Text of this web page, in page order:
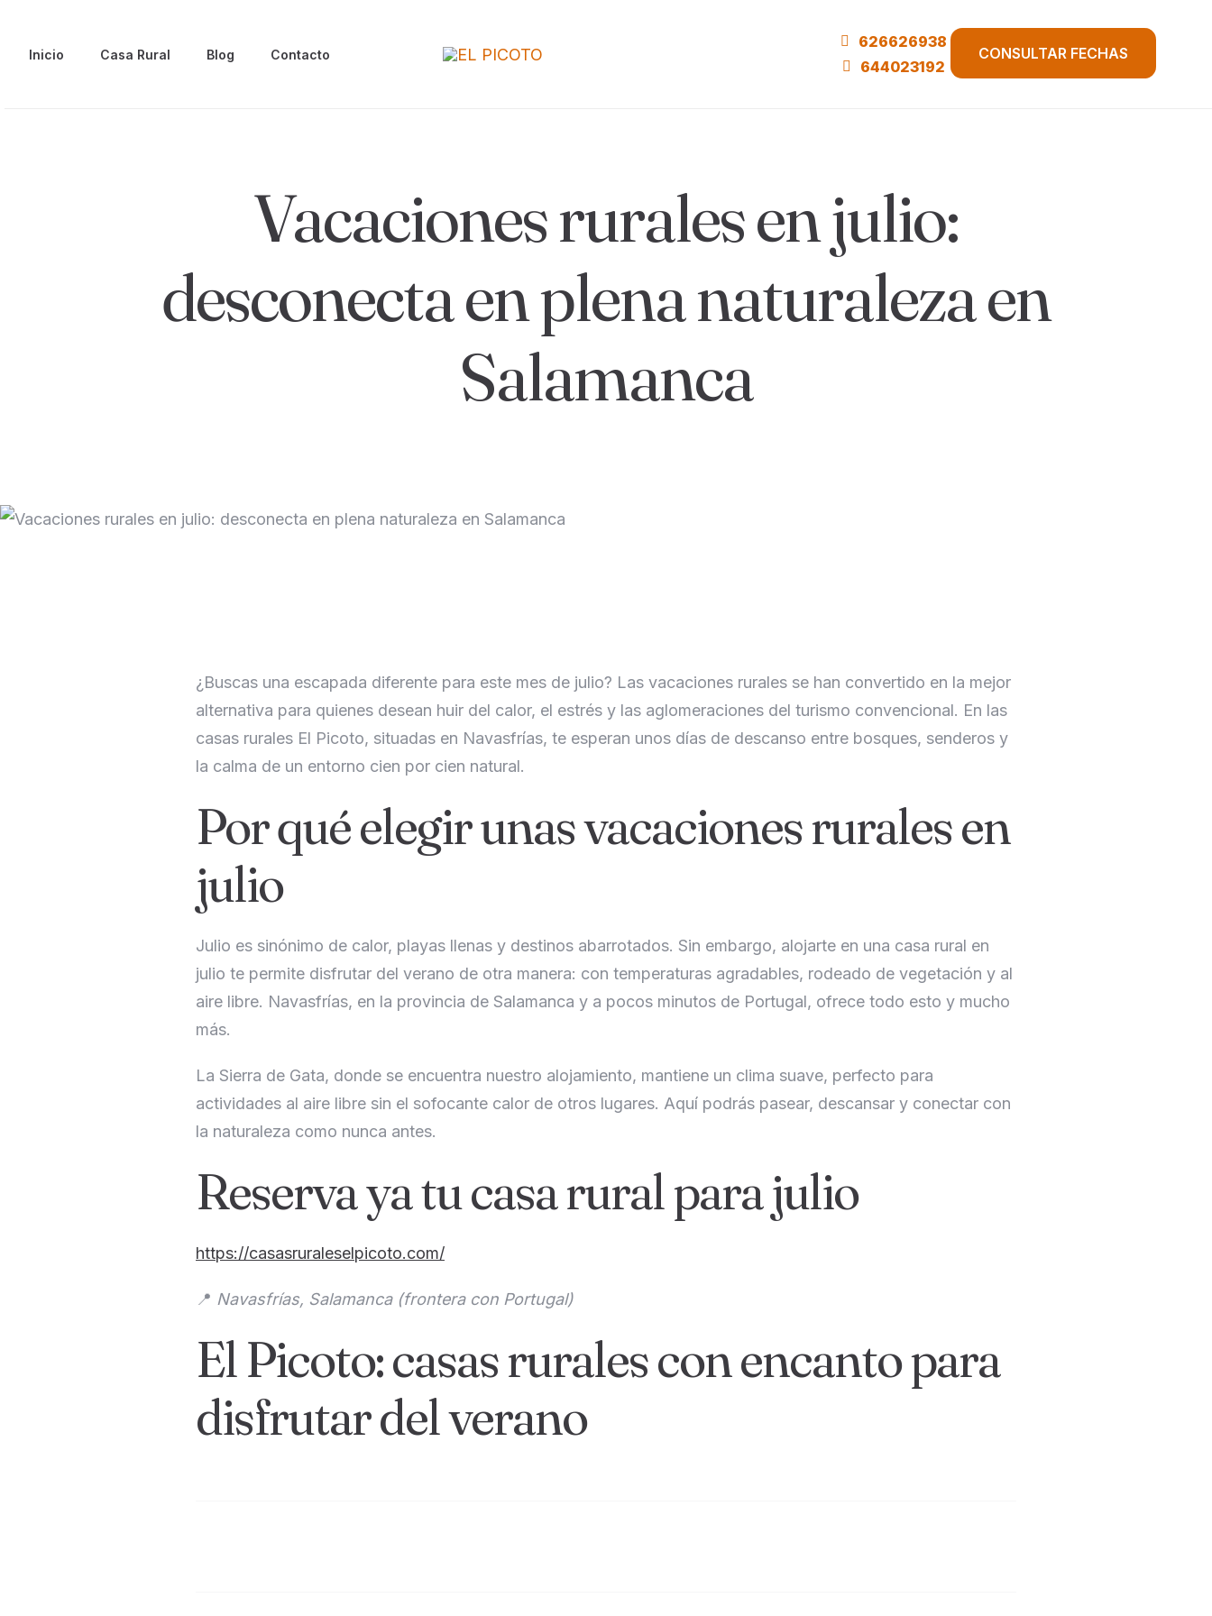
Inicio Casa Rural Blog Contacto
626626938
644023192
CONSULTAR FECHAS
Vacaciones rurales en julio:
desconecta en plena naturaleza en
Salamanca
¿Buscas una escapada diferente para este mes de julio? Las vacaciones rurales se han convertido en la mejor
alternativa para quienes desean huir del calor, el estrés y las aglomeraciones del turismo convencional. En las
casas rurales El Picoto, situadas en Navasfrías, te esperan unos días de descanso entre bosques, senderos y
la calma de un entorno cien por cien natural.
Por qué elegir unas vacaciones rurales en
julio
Julio es sinónimo de calor, playas llenas y destinos abarrotados. Sin embargo, alojarte en una casa rural en
julio te permite disfrutar del verano de otra manera: con temperaturas agradables, rodeado de vegetación y al
aire libre. Navasfrías, en la provincia de Salamanca y a pocos minutos de Portugal, ofrece todo esto y mucho
más.
La Sierra de Gata, donde se encuentra nuestro alojamiento, mantiene un clima suave, perfecto para
actividades al aire libre sin el sofocante calor de otros lugares. Aquí podrás pasear, descansar y conectar con
la naturaleza como nunca antes.
Reserva ya tu casa rural para julio
https://casasruraleselpicoto.com/
📍 Navasfrías, Salamanca (frontera con Portugal)
El Picoto: casas rurales con encanto para
disfrutar del verano
Día de llegada